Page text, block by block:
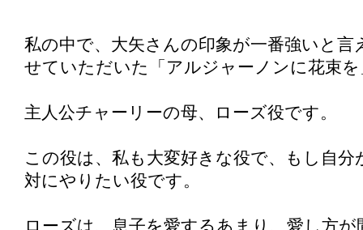
私の中で、大矢さんの印象が一番強いと言
せていただいた「アルジャーノンに花束を
主人公チャーリーの母、ローズ役です。
この役は、私も大変好きな役で、もし自分
対にやりたい役です。
ローズは、息子を愛するあまり、愛し方が